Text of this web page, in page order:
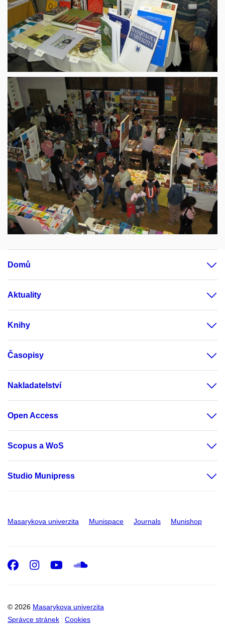
Domů
Aktuality
Knihy
Časopisy
Nakladatelství
Open Access
Scopus a WoS
Studio Munipress
Masarykova univerzita Munispace Journals Munishop
© 2026 Masarykova univerzita
Správce stránek
Cookies
Facebook
Instagram
Youtube
SoundCloud